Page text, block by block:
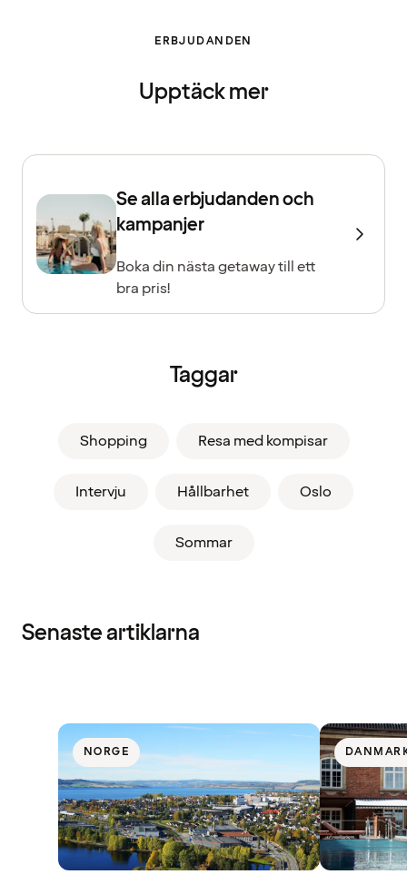
ERBJUDANDEN
Upptäck mer
Se alla erbjudanden och
kampanjer
Boka din nästa getaway till ett
bra pris!
Taggar
Shopping Resa med kompisar
Intervju Hållbarhet Oslo
Sommar
Senaste artiklarna
NORGE